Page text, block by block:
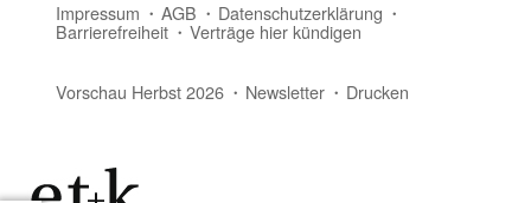
Impressum AGB Datenschutzerklärung
Barrierefreiheit Verträge hier kündigen
Vorschau Herbst 2026 Newsletter Drucken